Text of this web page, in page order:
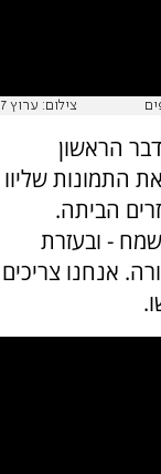
צילום: ערוץ 7
הראשון
התמונות שליוו
הביתה.
- ובעזרת
אנחנו צריכים